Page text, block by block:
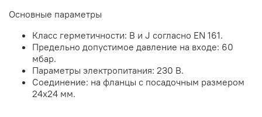
Основные параметры
Класс герметичности: B и J согласно EN 161.
Предельно допустимое давление на входе: 60
мбар.
Параметры электропитания: 230 В.
Соединение: на фланцы с посадочным размером
24х24 мм.